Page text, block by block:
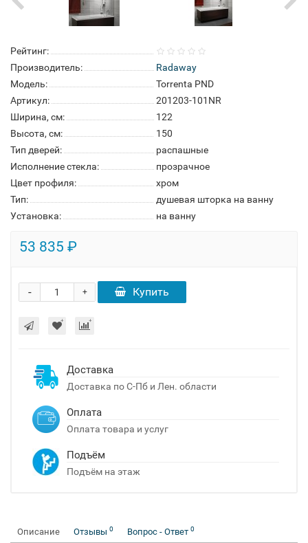
Рейтинг:
Производитель:
Radaway
Модель:
Torrenta PND
Артикул:
201203-101NR
Ширина, см:
122
Высота, см:
150
Тип дверей:
распашные
Исполнение стекла:
прозрачное
Цвет профиля:
хром
Тип:
душевая шторка на ванну
Установка:
на ванну
53 835 ₽
+
- Купить
Доставка
Доставка по С-Пб и Лен. области
Оплата
Оплата товара и услуг
Подъём
Подъём на этаж
Описание Отзывы 0 Вопрос - Ответ 0